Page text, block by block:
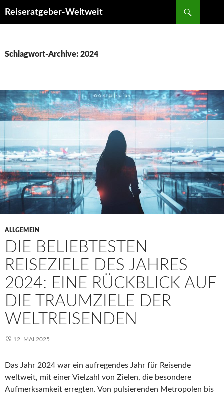
Reiseratgeber-Weltweit
Schlagwort-Archive: 2024
ALLGEMEIN
DIE BELIEBTESTEN
REISEZIELE DES JAHRES
2024: EINE RÜCKBLICK AUF
DIE TRAUMZIELE DER
WELTREISENDEN
12. MAI 2025
Das Jahr 2024 war ein aufregendes Jahr für Reisende
weltweit, mit einer Vielzahl von Zielen, die besondere
Aufmerksamkeit erregten. Von pulsierenden Metropolen bis